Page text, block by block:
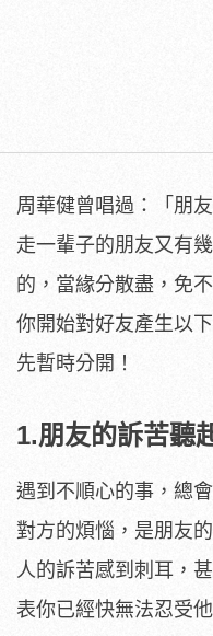
周華健曾唱過：「朋
走一輩子的朋友又有
的，當緣分散盡，免
你開始對好友產生以
先暫時分開！
1.朋友的訴苦聽
遇到不順心的事，總
對方的煩惱，是朋友
人的訴苦感到刺耳，
表你已經快無法忍受